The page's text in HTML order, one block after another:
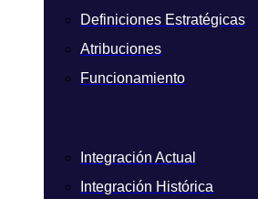
Definiciones Estratégicas
Atribuciones
Funcionamiento
Integración Actual
Integración Histórica